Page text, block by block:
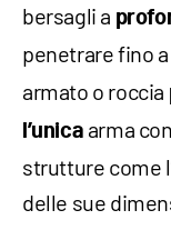
bersagli a
penetrare fino
armato o roccia
l’unica arma
strutture come
delle sue